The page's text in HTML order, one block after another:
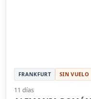
FRANKFURT SIN VUELO
11 días